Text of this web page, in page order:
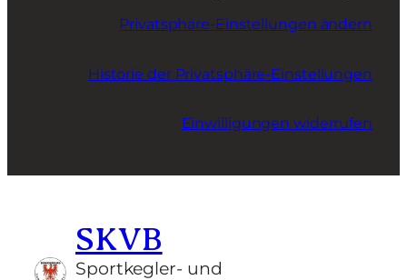
Privatsphäre-Einstellungen ändern
Historie der Privatsphäre-Einstellungen
Einwilligungen widerrufen
SKVB
Sportkegler- und